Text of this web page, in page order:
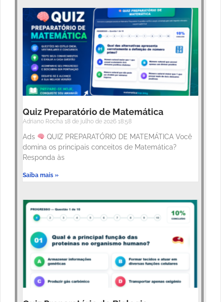
Quiz Preparatório de Matemática
Adriano Rocha 18 de julho de 2026 18:58
Ads
QUIZ PREPARATÓRIO DE MATEMÁTICA Você
domina os principais conceitos de Matemática?
Responda às
Saiba mais »